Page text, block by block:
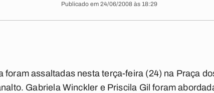
Publicado em 24/06/2008 às 18:29
foram assaltadas nesta terça-feira (24) na Praça
Gabriela Winckler e Priscila Gil foram